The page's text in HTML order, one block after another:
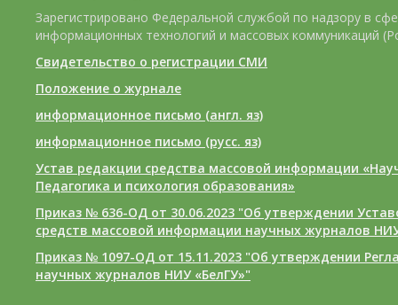
Зарегистрировано Федеральной службой по надзору в
информационных технологий и массовых коммуникаций
Свидетельство о регистрации СМИ
Положение о журнале
информационное письмо (англ. яз)
информационное письмо (русс. яз)
Устав редакции средства массовой информации
Педагогика и психология образования»
Приказ № 636-ОД от 30.06.2023 "Об утверждении
средств массовой информации научных журналов
Приказ № 1097-ОД от 15.11.2023 "Об утверждении
научных журналов НИУ «БелГУ»"